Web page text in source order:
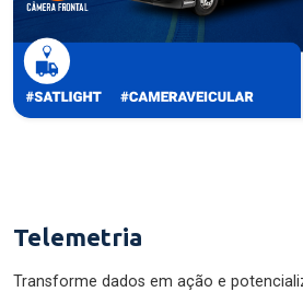
Telemetria
Transforme dados em ação e